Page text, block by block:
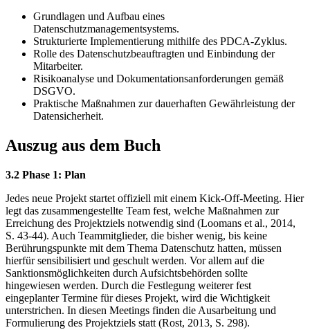
Grundlagen und Aufbau eines
Datenschutzmanagementsystems.
Strukturierte Implementierung mithilfe des PDCA-Zyklus.
Rolle des Datenschutzbeauftragten und Einbindung der
Mitarbeiter.
Risikoanalyse und Dokumentationsanforderungen gemäß
DSGVO.
Praktische Maßnahmen zur dauerhaften Gewährleistung der
Datensicherheit.
Auszug aus dem Buch
3.2 Phase 1: Plan
Jedes neue Projekt startet offiziell mit einem Kick-Off-Meeting. Hier
legt das zusammengestellte Team fest, welche Maßnahmen zur
Erreichung des Projektziels notwendig sind (Loomans et al., 2014,
S. 43-44). Auch Teammitglieder, die bisher wenig, bis keine
Berührungspunkte mit dem Thema Datenschutz hatten, müssen
hierfür sensibilisiert und geschult werden. Vor allem auf die
Sanktionsmöglichkeiten durch Aufsichtsbehörden sollte
hingewiesen werden. Durch die Festlegung weiterer fest
eingeplanter Termine für dieses Projekt, wird die Wichtigkeit
unterstrichen. In diesen Meetings finden die Ausarbeitung und
Formulierung des Projektziels statt (Rost, 2013, S. 298).